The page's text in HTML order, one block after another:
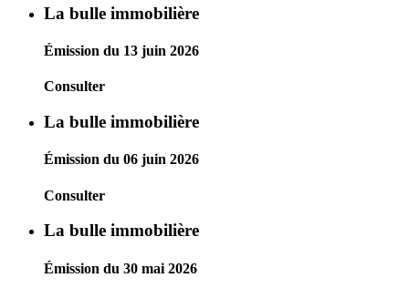
La bulle immobilière
Émission du 13 juin 2026
Consulter
La bulle immobilière
Émission du 06 juin 2026
Consulter
La bulle immobilière
Émission du 30 mai 2026